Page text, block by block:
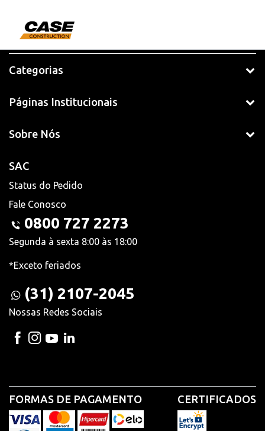
Categorias
Páginas Institucionais
Sobre Nós
SAC
Status do Pedido
Fale Conosco
0800 727 2273
Segunda à sexta 8:00 às 18:00
*Exceto feriados
(31) 2107-2045
Nossas Redes Sociais
FORMAS DE PAGAMENTO CERTIFICADOS